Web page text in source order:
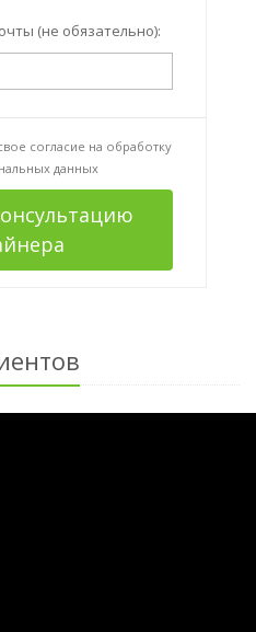
(не обязательно):
согласие на обработку
данных